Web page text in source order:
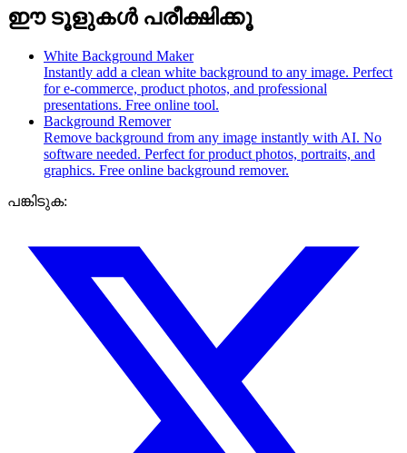
ഈ ടൂളുകൾ പരീക്ഷിക്കൂ
White Background Maker
Instantly add a clean white background to any image. Perfect
for e-commerce, product photos, and professional
presentations. Free online tool.
Background Remover
Remove background from any image instantly with AI. No
software needed. Perfect for product photos, portraits, and
graphics. Free online background remover.
പങ്കിടുക: